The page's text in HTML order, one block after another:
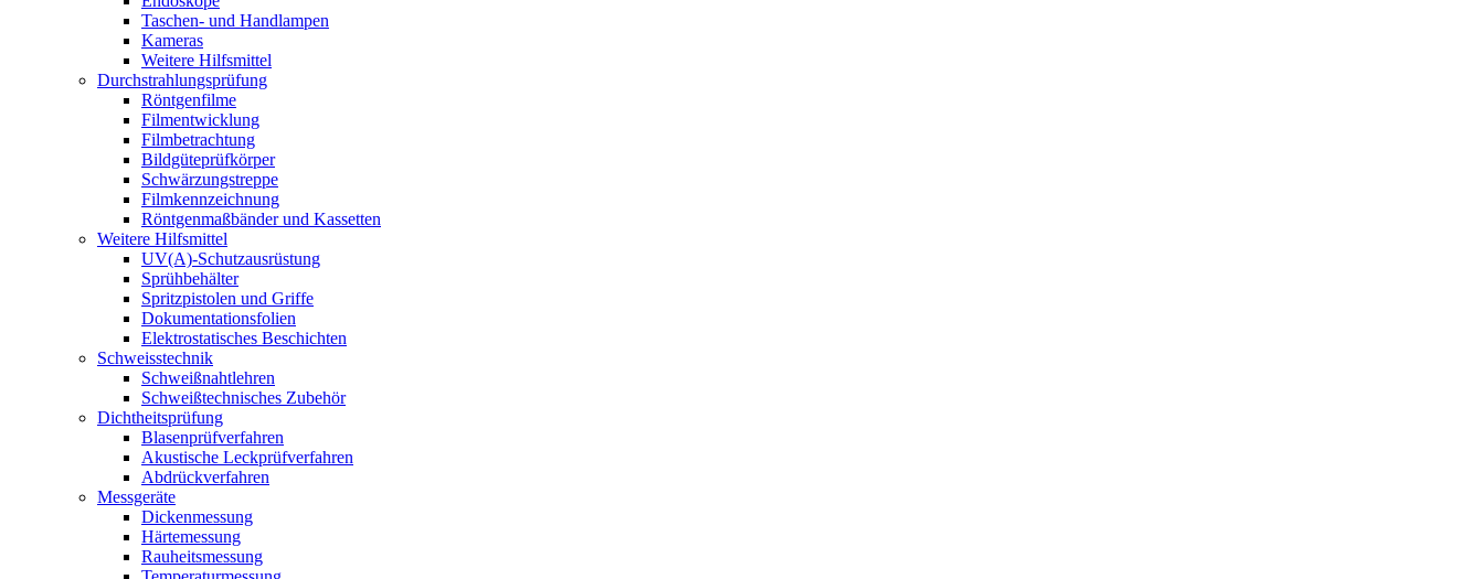
Taschen- und Handlampen
Kameras
Weitere Hilfsmittel
Durchstrahlungsprüfung
Röntgenfilme
Filmentwicklung
Filmbetrachtung
Bildgüteprüfkörper
Schwärzungstreppe
Filmkennzeichnung
Röntgenmaßbänder und Kassetten
Weitere Hilfsmittel
UV(A)-Schutzausrüstung
Sprühbehälter
Spritzpistolen und Griffe
Dokumentationsfolien
Elektrostatisches Beschichten
Schweisstechnik
Schweißnahtlehren
Schweißtechnisches Zubehör
Dichtheitsprüfung
Blasenprüf­verfahren
Akustische Leckprüfverfahren
Abdrückverfahren
Messgeräte
Dickenmessung
Härtemessung
Rauheitsmessung